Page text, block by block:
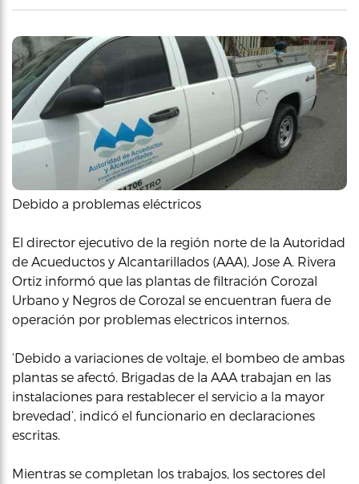
Debido a problemas eléctricos
El director ejecutivo de la región norte de la Autoridad
de Acueductos y Alcantarillados (AAA), Jose A. Rivera
Ortiz informó que las plantas de filtración Corozal
Urbano y Negros de Corozal se encuentran fuera de
operación por problemas electricos internos.
‘Debido a variaciones de voltaje, el bombeo de ambas
plantas se afectó. Brigadas de la AAA trabajan en las
instalaciones para restablecer el servicio a la mayor
brevedad’, indicó el funcionario en declaraciones
escritas.
Mientras se completan los trabajos, los sectores del